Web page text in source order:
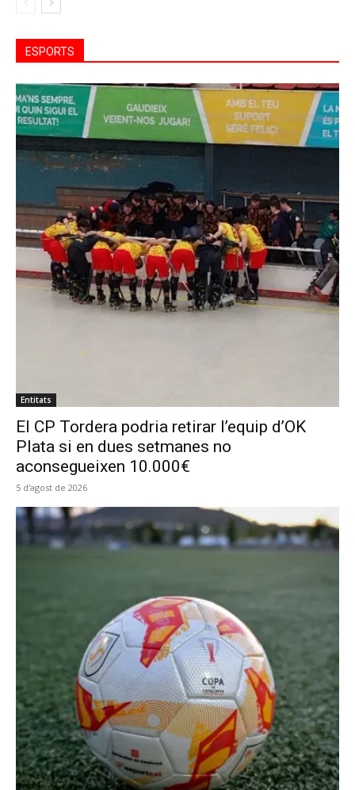
ESPORTS
Entitats
El CP Tordera podria retirar l’equip d’OK
Plata si en dues setmanes no
aconsegueixen 10.000€
5 d'agost de 2026